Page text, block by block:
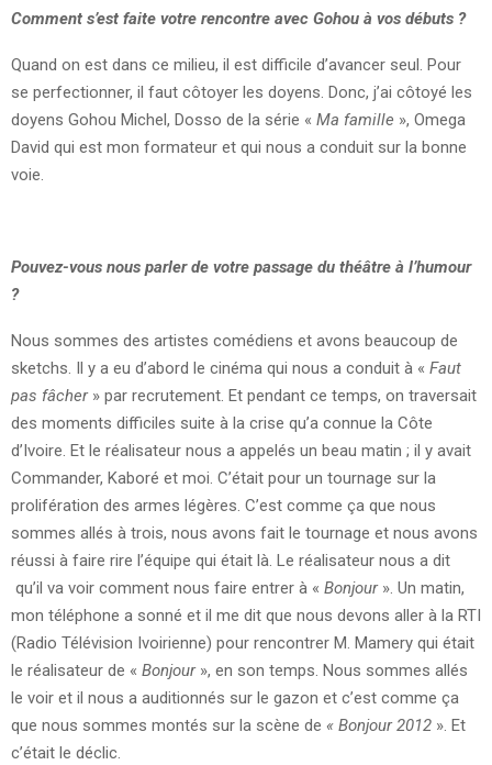
Comment s’est faite votre rencontre avec Gohou à vos débuts ?
Quand on est dans ce milieu, il est difficile d’avancer seul. Pour
se perfectionner, il faut côtoyer les doyens. Donc, j’ai côtoyé les
doyens Gohou Michel, Dosso de la série « Ma famille », Omega
David qui est mon formateur et qui nous a conduit sur la bonne
voie.
Pouvez-vous nous parler de votre passage du théâtre à l’humour
?
Nous sommes des artistes comédiens et avons beaucoup de
sketchs. Il y a eu d’abord le cinéma qui nous a conduit à « Faut
pas fâcher» par recrutement. Et pendant ce temps, on traversait
des moments difficiles suite à la crise qu’a connue la Côte
d’Ivoire. Et le réalisateur nous a appelés un beau matin ; il y avait
Commander, Kaboré et moi. C’était pour un tournage sur la
prolifération des armes légères. C’est comme ça que nous
sommes allés à trois, nous avons fait le tournage et nous avons
réussi à faire rire l’équipe qui était là. Le réalisateur nous a dit
qu’il va voir comment nous faire entrer à « Bonjour». Un matin,
mon téléphone a sonné et il me dit que nous devons aller à la RTI
(Radio Télévision Ivoirienne) pour rencontrer M. Mamery qui était
le réalisateur de « Bonjour», en son temps. Nous sommes allés
le voir et il nous a auditionnés sur le gazon et c’est comme ça
que nous sommes montés sur la scène de « Bonjour 2012 ». Et
c’était le déclic.